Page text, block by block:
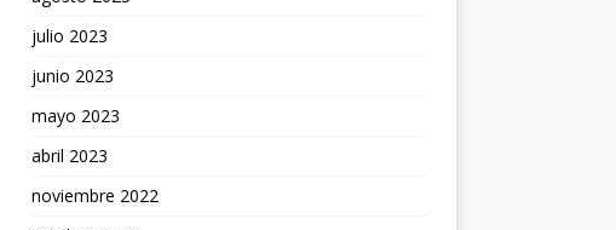
julio 2023
junio 2023
mayo 2023
abril 2023
noviembre 2022